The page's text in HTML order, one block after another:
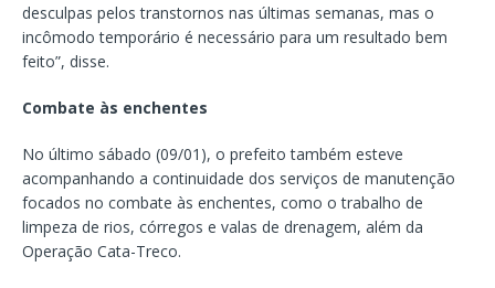
desculpas pelos transtornos nas últimas semanas, mas o
incômodo temporário é necessário para um resultado bem
feito”, disse.
Combate às enchentes
No último sábado (09/01), o prefeito também esteve
acompanhando a continuidade dos serviços de manutenção
focados no combate às enchentes, como o trabalho de
limpeza de rios, córregos e valas de drenagem, além da
Operação Cata-Treco.